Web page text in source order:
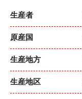
生産者
原産国
生産地方
生産地区